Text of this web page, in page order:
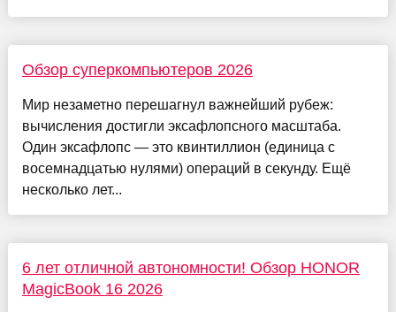
Обзор суперкомпьютеров 2026
Мир незаметно перешагнул важнейший рубеж:
вычисления достигли эксафлопсного масштаба.
Один эксафлопс — это квинтиллион (единица с
восемнадцатью нулями) операций в секунду. Ещё
несколько лет...
6 лет отличной автономности! Обзор HONOR
MagicBook 16 2026